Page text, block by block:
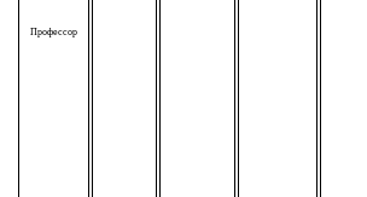
Профессор